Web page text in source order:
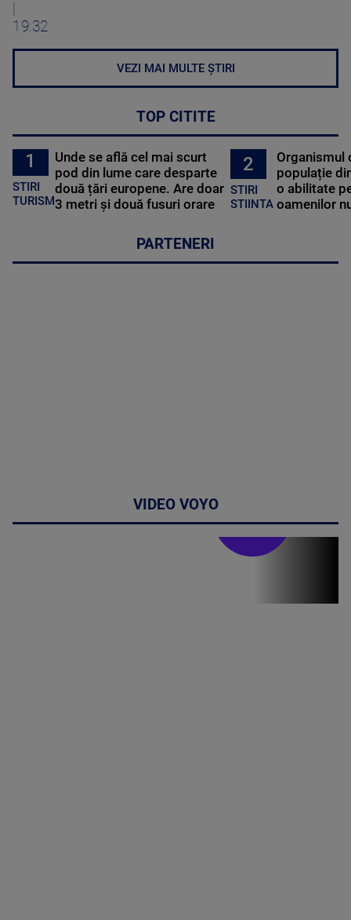
19:32
VEZI MAI MULTE ȘTIRI
TOP CITITE
1
STIRI
TURISM
Unde se află cel mai scurt
pod din lume care desparte
două țări europene. Are doar
3 metri și două fusuri orare
2
STIRI
STIINTA
Organismul
populație
o abilitate
oamenilor
PARTENERI
VIDEO VOYO